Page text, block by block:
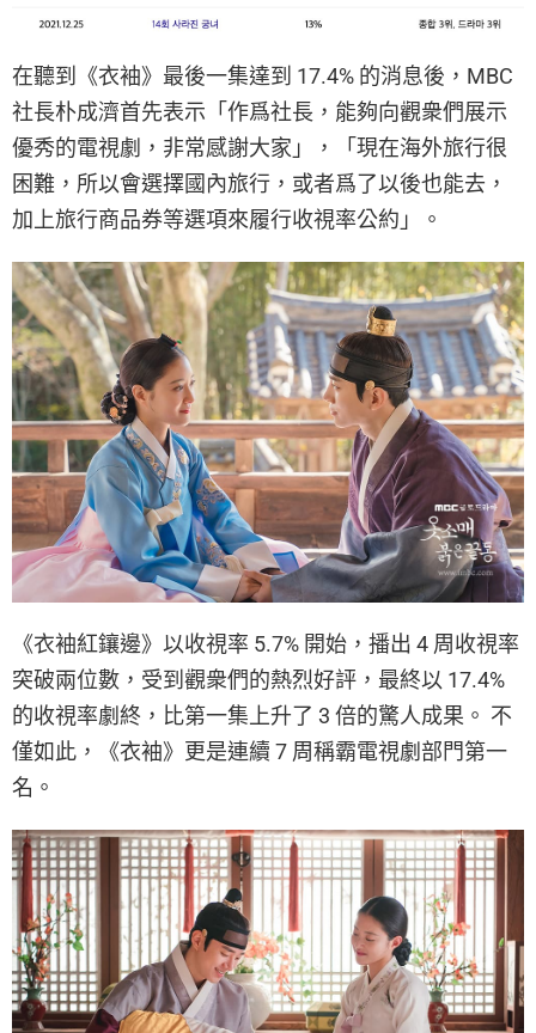
在聽到《衣袖》最後一集達到 17.4% 的消息後，MBC
社長朴成濟首先表示「作爲社長，能夠向觀衆們展示
優秀的電視劇，非常感謝大家」，「現在海外旅行很
困難，所以會選擇國內旅行，或者爲了以後也能去，
加上旅行商品券等選項來履行收視率公約」。
《衣袖紅鑲邊》以收視率 5.7% 開始，播出 4 周收視率
突破兩位數，受到觀衆們的熱烈好評，最終以 17.4%
的收視率劇終，比第一集上升了 3 倍的驚人成果。 不
僅如此，《衣袖》更是連續 7 周稱霸電視劇部門第一
名。